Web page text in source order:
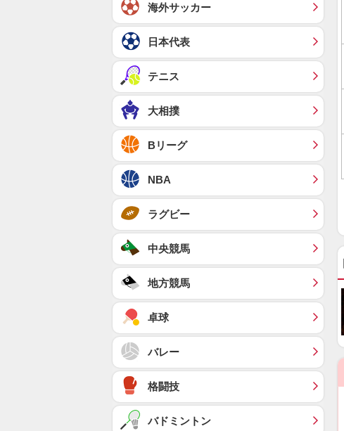
海外サッカー
日本代表
テニス
大相撲
Bリーグ
NBA
ラグビー
中央競馬
地方競馬
卓球
バレー
格闘技
バドミントン